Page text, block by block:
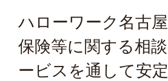
ハローワーク名古
保険等に関する相
ービスを通して安